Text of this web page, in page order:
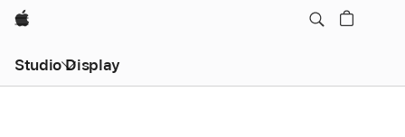
Apple
Studio Display